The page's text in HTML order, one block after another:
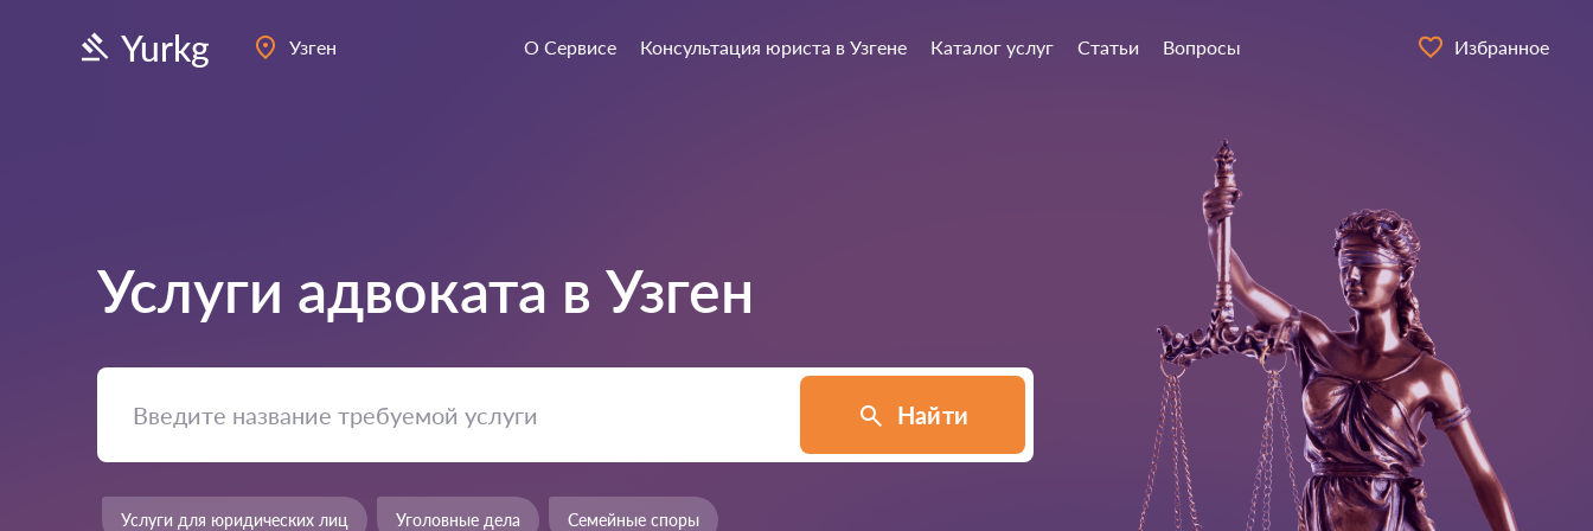
Yurkg Узген О Сервисе Консультация юриста в Узгене Каталог услуг Статьи Вопросы Избранное
Услуги адвоката в Узген
Найти
Услуги для юридических лиц Уголовные дела Семейные споры